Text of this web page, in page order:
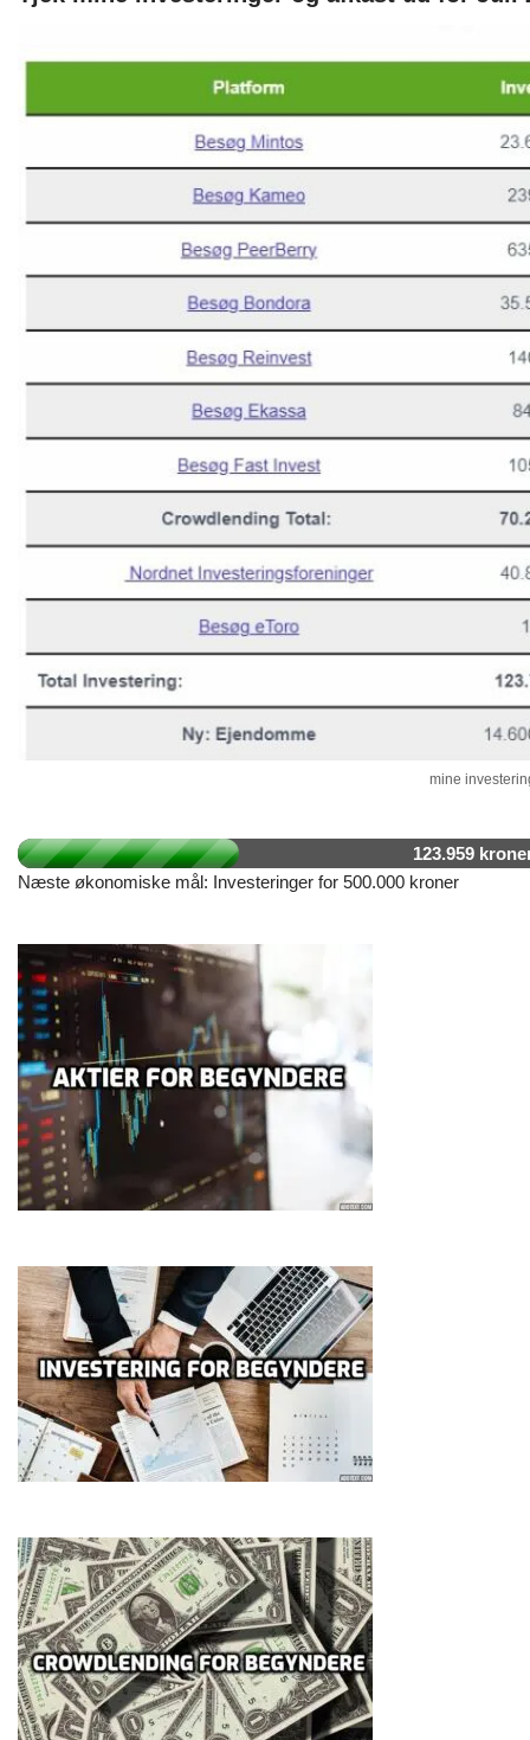
mine
123.959
Næste økonomiske mål: Investeringer for 500.000 kroner